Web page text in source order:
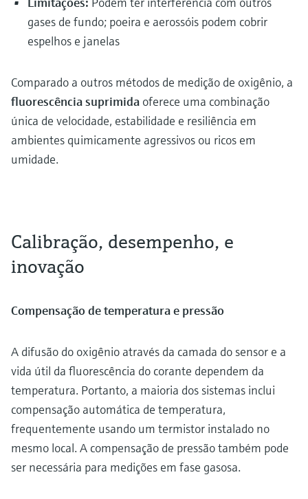
gases de fundo; poeira e aerossóis podem cobrir
espelhos e janelas
Comparado a outros métodos de medição de oxigênio, a
fluorescência suprimida oferece uma combinação
única de velocidade, estabilidade e resiliência em
ambientes quimicamente agressivos ou ricos em
umidade.
Calibração, desempenho, e
inovação
Compensação de temperatura e pressão
A difusão do oxigênio através da camada do sensor e a
vida útil da fluorescência do corante dependem da
temperatura. Portanto, a maioria dos sistemas inclui
compensação automática de temperatura,
frequentemente usando um termistor instalado no
mesmo local. A compensação de pressão também pode
ser necessária para medições em fase gasosa.